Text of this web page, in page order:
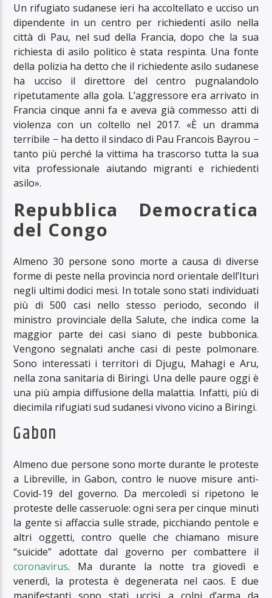
Un rifugiato sudanese ieri ha accoltellato e ucciso un
dipendente in un centro per richiedenti asilo nella
città di Pau, nel sud della Francia, dopo che la sua
richiesta di asilo politico è stata respinta. Una fonte
della polizia ha detto che il richiedente asilo sudanese
ha ucciso il direttore del centro pugnalandolo
ripetutamente alla gola. L’aggressore era arrivato in
Francia cinque anni fa e aveva già commesso atti di
violenza con un coltello nel 2017. «È un dramma
terribile − ha detto il sindaco di Pau Francois Bayrou −
tanto più perché la vittima ha trascorso tutta la sua
vita professionale aiutando migranti e richiedenti
asilo».
Repubblica Democratica
del Congo
Almeno 30 persone sono morte a causa di diverse
forme di peste nella provincia nord orientale dell’Ituri
negli ultimi dodici mesi. In totale sono stati individuati
più di 500 casi nello stesso periodo, secondo il
ministro provinciale della Salute, che indica come la
maggior parte dei casi siano di peste bubbonica.
Vengono segnalati anche casi di peste polmonare.
Sono interessati i territori di Djugu, Mahagi e Aru,
nella zona sanitaria di Biringi. Una delle paure oggi è
una più ampia diffusione della malattia. Infatti, più di
diecimila rifugiati sud sudanesi vivono vicino a Biringi.
Gabon
Almeno due persone sono morte durante le proteste
a Libreville, in Gabon, contro le nuove misure anti-
Covid-19 del governo. Da mercoledì si ripetono le
proteste delle casseruole: ogni sera per cinque minuti
la gente si affaccia sulle strade, picchiando pentole e
altri oggetti, contro quelle che chiamano misure
“suicide” adottate dal governo per combattere il
coronavirus. Ma durante la notte tra giovedì e
venerdì, la protesta è degenerata nel caos. E due